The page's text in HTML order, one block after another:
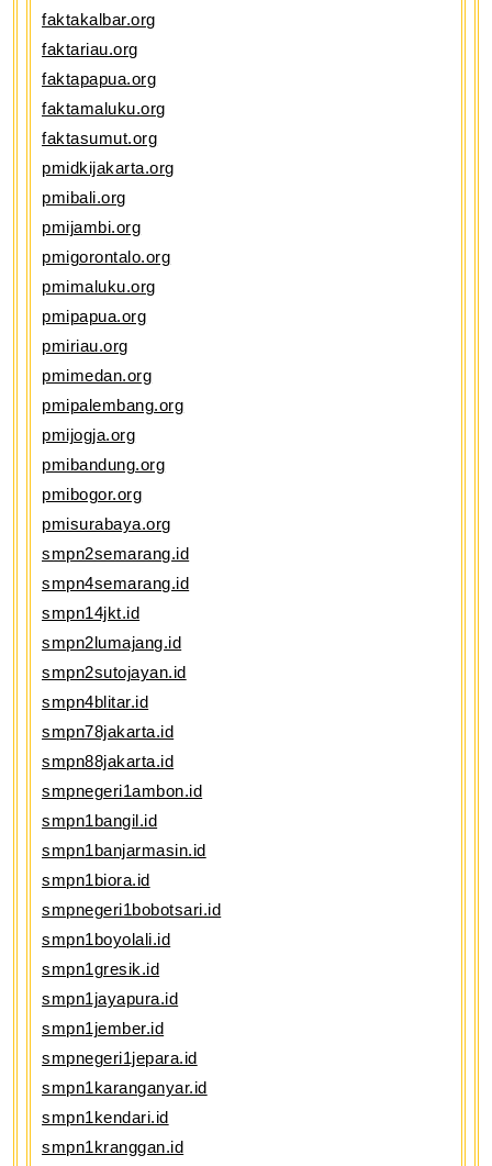
faktakalbar.org
faktariau.org
faktapapua.org
faktamaluku.org
faktasumut.org
pmidkijakarta.org
pmibali.org
pmijambi.org
pmigorontalo.org
pmimaluku.org
pmipapua.org
pmiriau.org
pmimedan.org
pmipalembang.org
pmijogja.org
pmibandung.org
pmibogor.org
pmisurabaya.org
smpn2semarang.id
smpn4semarang.id
smpn14jkt.id
smpn2lumajang.id
smpn2sutojayan.id
smpn4blitar.id
smpn78jakarta.id
smpn88jakarta.id
smpnegeri1ambon.id
smpn1bangil.id
smpn1banjarmasin.id
smpn1biora.id
smpnegeri1bobotsari.id
smpn1boyolali.id
smpn1gresik.id
smpn1jayapura.id
smpn1jember.id
smpnegeri1jepara.id
smpn1karanganyar.id
smpn1kendari.id
smpn1kranggan.id